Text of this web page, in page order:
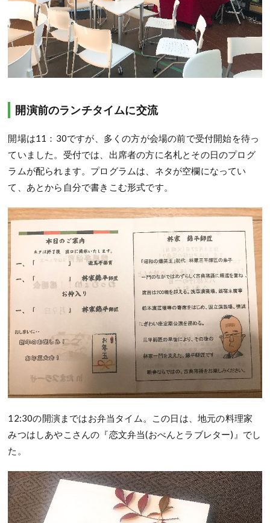
開演前のランチタイムに交流
開場は11：30ですが、多くの方が会場の前で受付開始を待っ
ていました。受付では、出席者の方に名札とその日のプログ
ラムが配られます。プログラムは、ネタが空欄になってい
て、あとから自分で書きこむ形式です。
12:30の開演まではお弁当タイム。この日は、地元の料理家
みつはしあやこさんの『恋文弁当(おべんとラブレター)』でし
た。